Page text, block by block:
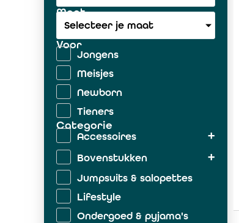
Maat
Selecteer je maat
Voor
Jongens
Meisjes
Newborn
Tieners
Categorie
Accessoires
Bovenstukken
Jumpsuits & salopettes
Lifestyle
Ondergoed & pyjama's